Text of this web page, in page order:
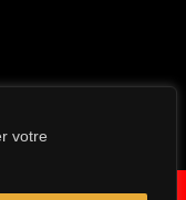
les délais de
votre